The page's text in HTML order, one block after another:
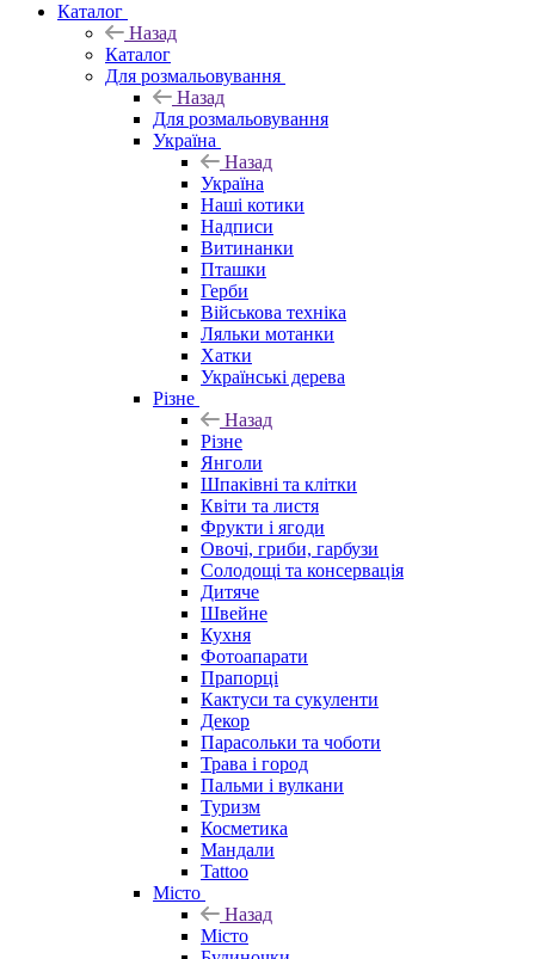
Каталог
Назад
Каталог
Для розмальовування
Назад
Для розмальовування
Україна
Назад
Україна
Наші котики
Надписи
Витинанки
Пташки
Герби
Військова техніка
Ляльки мотанки
Хатки
Українські дерева
Різне
Назад
Різне
Янголи
Шпаківні та клітки
Квіти та листя
Фрукти і ягоди
Овочі, гриби, гарбузи
Солодощі та консервація
Дитяче
Швейне
Кухня
Фотоапарати
Прапорці
Кактуси та сукуленти
Декор
Парасольки та чоботи
Трава і город
Пальми і вулкани
Туризм
Косметика
Мандали
Tattoo
Місто
Назад
Місто